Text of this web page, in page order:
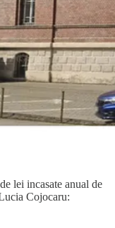
lei incasate anual de
Cojocaru: